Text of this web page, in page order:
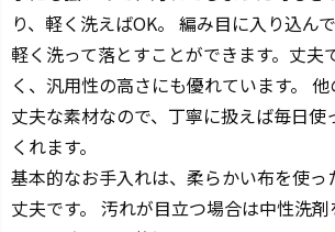
り、軽く洗えばOK。 編み目に入り込ん
軽く洗って落とすことができます。丈夫
く、汎用性の高さにも優れています。
丈夫な素材なので、丁寧に扱えば毎日使
くれます。
基本的なお手入れは、柔らかい布を使っ
丈夫です。 汚れが目立つ場合は中性洗